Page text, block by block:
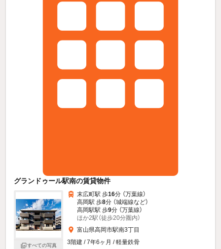
グランドゥール駅南の賃貸物件
すべての写真
末広町駅 歩16分 （万葉線）
高岡駅 歩8分 （城端線など）
高岡駅駅 歩9分 （万葉線）
ほか2駅（徒歩20分圏内）
富山県高岡市駅南3丁目
3階建 / 7年6ヶ月 / 軽量鉄骨